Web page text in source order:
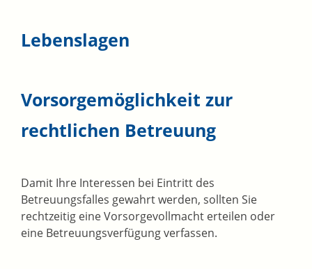
Lebenslagen
Vorsorgemöglichkeit zur
rechtlichen Betreuung
Damit Ihre Interessen bei Eintritt des
Betreuungsfalles gewahrt werden, sollten Sie
rechtzeitig eine Vorsorgevollmacht erteilen oder
eine Betreuungsverfügung verfassen.